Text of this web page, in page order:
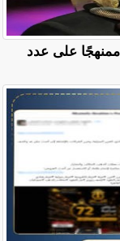
ممنهجًا على عدد